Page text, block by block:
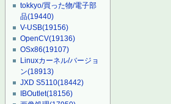
tokkyo/買った物/電子部
品(19440)
V-USB(19156)
OpenCV(19136)
OSx86(19107)
Linuxカーネル/バージョ
ン(18913)
JXD S5110(18442)
IBOutlet(18156)